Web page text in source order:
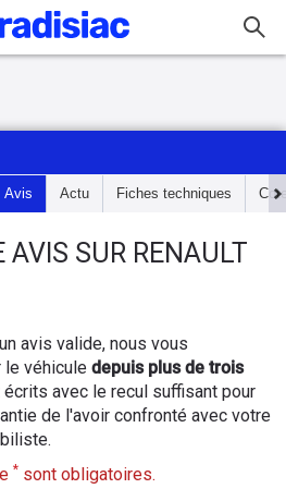
Avis Actu Fiches techniques
AVIS SUR RENAULT
avis valide, nous vous
le véhicule depuis plus de trois
avec le recul suffisant pour
de l'avoir confronté avec votre
* sont obligatoires.